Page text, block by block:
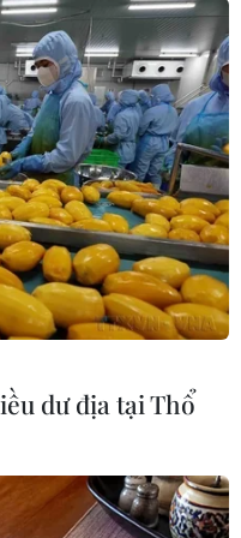
và nghiên cứu so
này có chức năng
thường. Những
thấy đây là một
nơi trang bị, chuẩn
của Iran tới eo biển
cơ sở này được
tuyến hàng hải và
mại hoạt động
trên biển. Đây là
hóa từ các trung
biệt là Trung
phía Tây.
dư địa tại Thổ